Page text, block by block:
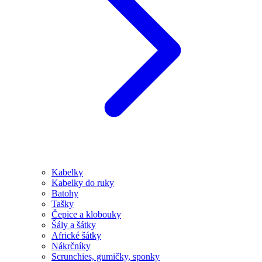
Kabelky
Kabelky do ruky
Batohy
Tašky
Čepice a klobouky
Šály a šátky
Africké šátky
Nákrčníky
Scrunchies, gumičky, sponky